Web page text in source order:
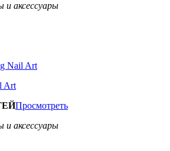
аксессуары
Nail Art
Art
Просмотреть
аксессуары